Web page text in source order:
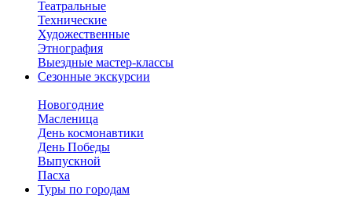
Театральные
Технические
Художественные
Этнография
Выездные мастер-классы
Сезонные экскурсии
Новогодние
Масленица
День космонавтики
День Победы
Выпускной
Пасха
Туры по городам